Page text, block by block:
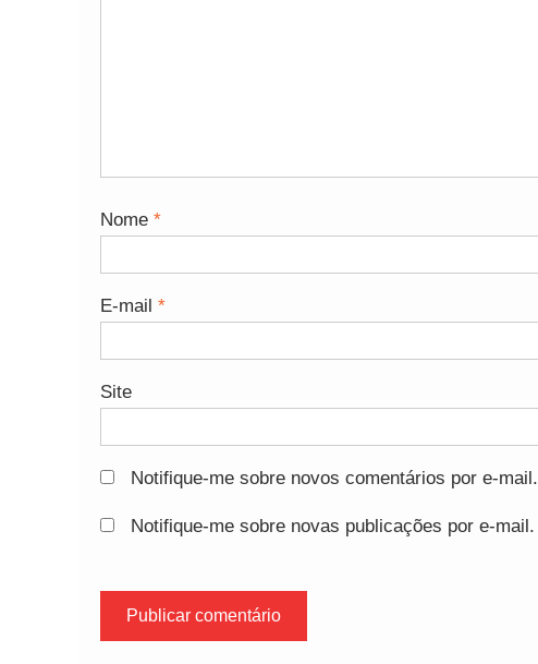
Nome *
E-mail *
Site
Notifique-me sobre novos comentários por e-mail.
Notifique-me sobre novas publicações por e-mail.